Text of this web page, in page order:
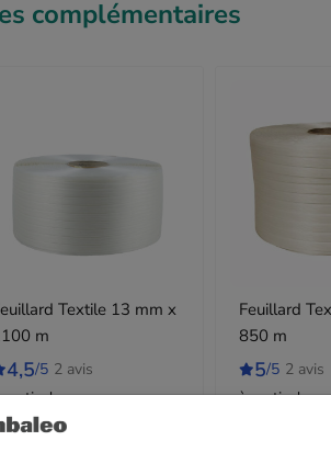
complémentaires
Textile 13 mm x
m
4,5/5 2 avis
partir de
€
Feuillard
850 m
5/5 2 avis
à partir de